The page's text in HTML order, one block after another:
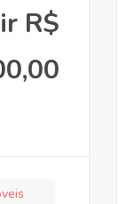
R$